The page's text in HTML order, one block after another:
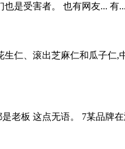
是受害者。 也有网友... 有...
生仁、滚出芝麻仁和瓜子仁,
老板 这点无语。 7某品牌在